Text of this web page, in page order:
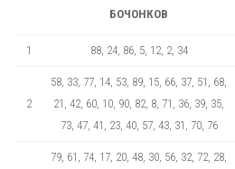
БОЧОНКОВ
1 88, 24, 86, 5, 12, 2, 34
2
58, 33, 77, 14, 53, 89, 15, 66, 37, 51, 68,
21, 42, 60, 10, 90, 82, 8, 71, 36, 39, 35,
73, 47, 41, 23, 40, 57, 43, 31, 70, 76
79, 61, 74, 17, 20, 48, 30, 56, 32, 72, 28,